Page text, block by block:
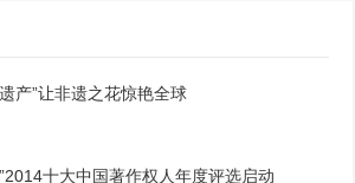
产”让非遗之花惊艳全球
十大中国著作权人年度评选启动